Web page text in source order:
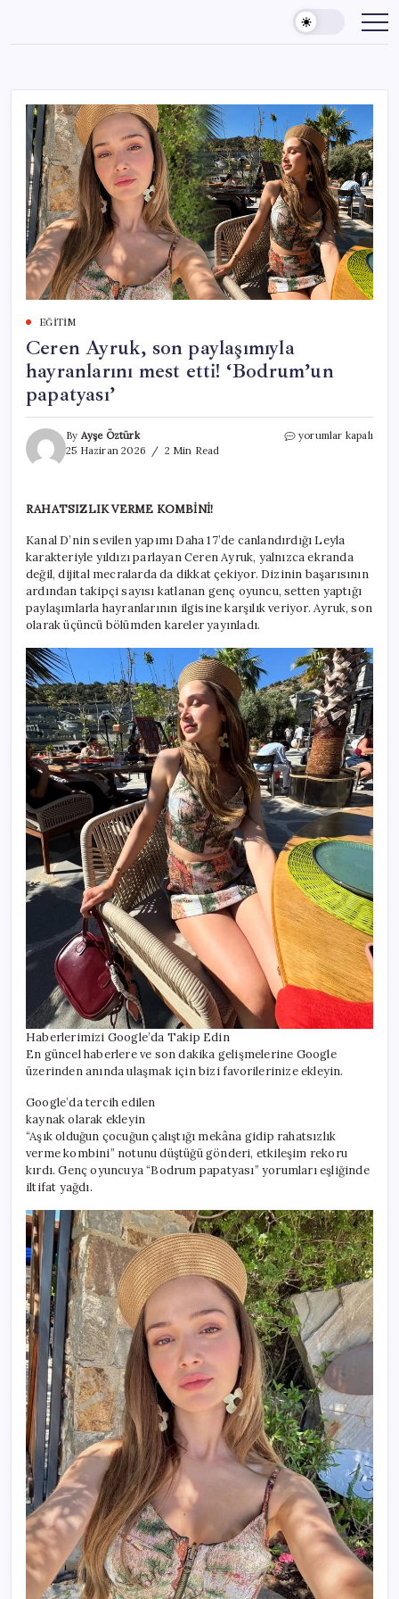
content
EĞITIM
Ceren Ayruk, son paylaşımıyla
hayranlarını mest etti! ‘Bodrum’un
papatyası’
By Ayşe Öztürk
25 Haziran 2026
2 Min Read
Ceren
‘Bodrum’un
papatyası’
için
yorumlar kapalı
RAHATSIZLIK VERME KOMBİNİ!
Kanal D’nin sevilen yapımı Daha 17’de canlandırdığı Leyla
karakteriyle yıldızı parlayan Ceren Ayruk, yalnızca ekranda
değil, dijital mecralarda da dikkat çekiyor. Dizinin başarısının
ardından takipçi sayısı katlanan genç oyuncu, setten yaptığı
paylaşımlarla hayranlarının ilgisine karşılık veriyor. Ayruk, son
olarak üçüncü bölümden kareler yayınladı.
Haberlerimizi Google’da Takip Edin
En güncel haberlere ve son dakika gelişmelerine Google
üzerinden anında ulaşmak için bizi favorilerinize ekleyin.
Google’da tercih edilen
kaynak olarak ekleyin
“Aşık olduğun çocuğun çalıştığı mekâna gidip rahatsızlık
verme kombini” notunu düştüğü gönderi, etkileşim rekoru
kırdı. Genç oyuncuya “Bodrum papatyası” yorumları eşliğinde
iltifat yağdı.